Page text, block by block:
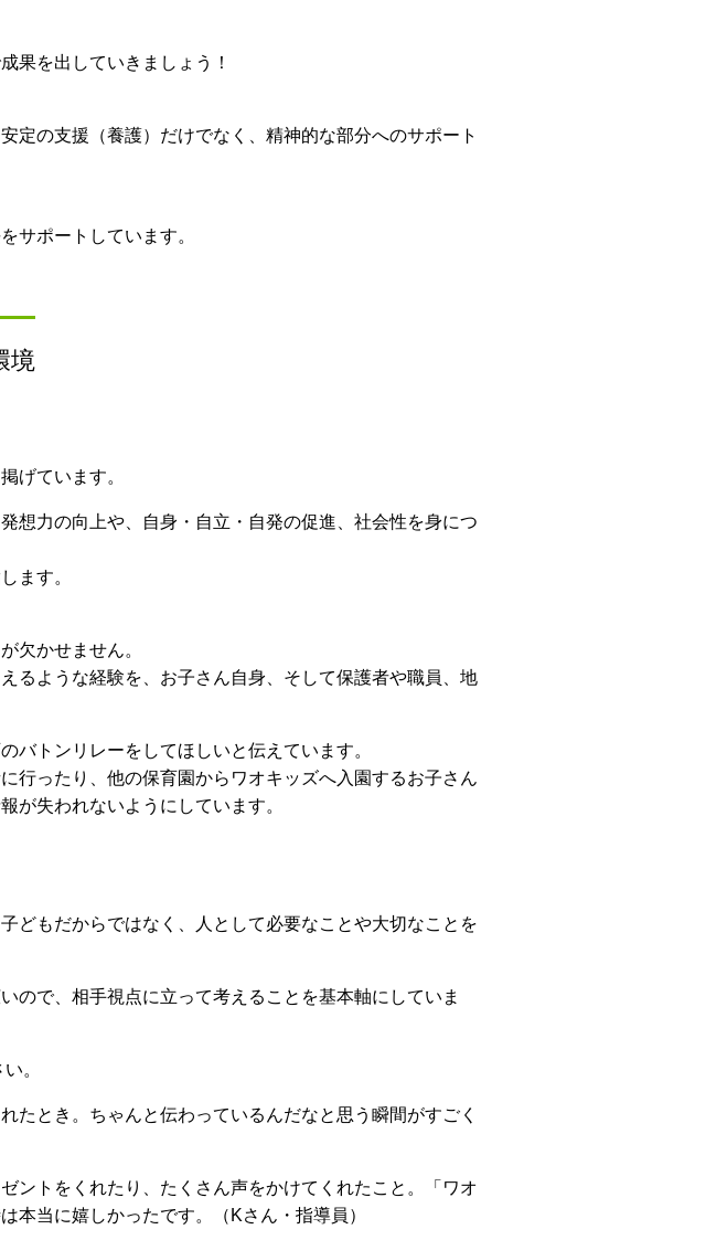
果を出していきましょう！
定の支援（養護）だけでなく、精神的な部分へのサポート
サポートしています。
境
げています。
想力の向上や、自身・自立・自発の促進、社会性を身につ
ます。
欠かせません。
るような経験を、お子さん自身、そして保護者や職員、地
バトンリレーをしてほしいと伝えています。
行ったり、他の保育園からワオキッズへ入園するお子さん
が失われないようにしています。
どもだからではなく、人として必要なことや大切なことを
ので、相手視点に立って考えることを基本軸にしていま
。
たとき。ちゃんと伝わっているんだなと思う瞬間がすごく
ントをくれたり、たくさん声をかけてくれたこと。「ワオ
本当に嬉しかったです。（Kさん・指導員）